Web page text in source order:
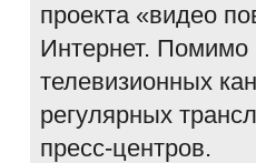
проекта «видео
Интернет. Помимо
телевизионных
регулярных
пресс-центров.